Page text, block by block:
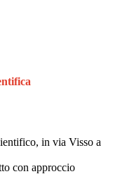
in via Visso a
con approccio